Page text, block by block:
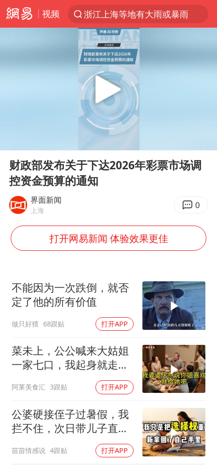
视频
浙江上海等地有大雨或暴雨
解锁各地夏日限定体验
金饰克价一夜涨回1300元
永和豆浆创始人林炳生去世
白海豚将正面袭击贯穿浙江
浙江台州《告全体市民书》
牛津大学一纸声明甩不了锅
香港宏福苑火灾或由烟头引起
几元成本 千万市值蒸发
“不怕六爷挂得多 就怕六爷挂一颗”
多个明星演唱会取消
人民的健康、体质、幸福一脉相承
Play
财政部发布关于下达2026年彩票市场调
控资金预算的通知
界面新闻
上海 0
打开网易新闻 体验效果更佳
不能因为一次跌倒，就否
定了他的所有价值
做只好猹 68跟贴 打开APP
菜未上，公公喊来大姑姐
一家七口，我起身就走，
他怒喊：一万三谁付？
阿莱美食汇 3跟贴 打开APP
公婆硬接侄子过暑假，我
拦不住，次日带儿子直飞
苗苗情感说 4跟贴 打开APP